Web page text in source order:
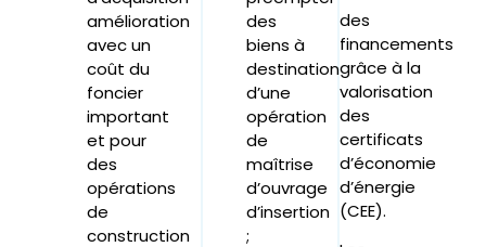
amélioration
avec un
coût du
foncier
important
et pour
des
opérations
de
construction
des
biens à
destination
d’une
opération
de
maîtrise
d’ouvrage
d’insertion
;
des
financements
grâce à la
valorisation
des
certificats
d’économie
d’énergie
(CEE).